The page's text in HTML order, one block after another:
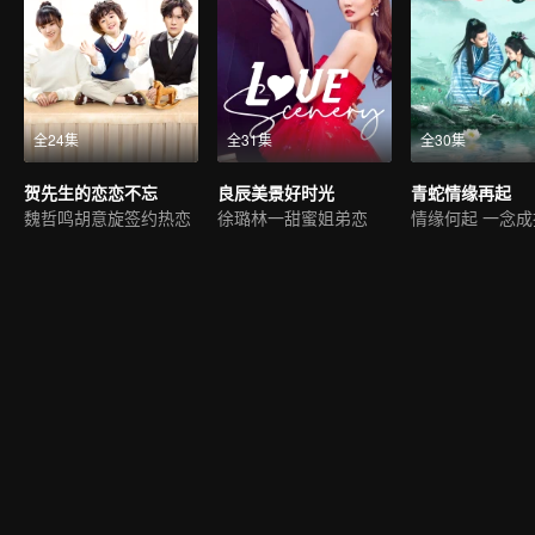
全24集
贺先生的恋恋不忘
魏哲鸣胡意旋签约热恋
全31集
良辰美景好时光
徐璐林一甜蜜姐弟恋
全30集
青蛇情缘再起
情缘何起 一念